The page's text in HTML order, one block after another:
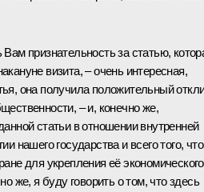
признательность за статью,
визита, – очень интересная,
она получила положительный
– и, конечно же,
статьи в отношении внутренней
нашего государства и всего того, что
для укрепления её экономического
же, я буду говорить о том, что здесь